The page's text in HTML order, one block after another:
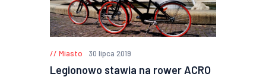
Miasto 30 lipca 2019
Legionowo stawia na rower ACRO